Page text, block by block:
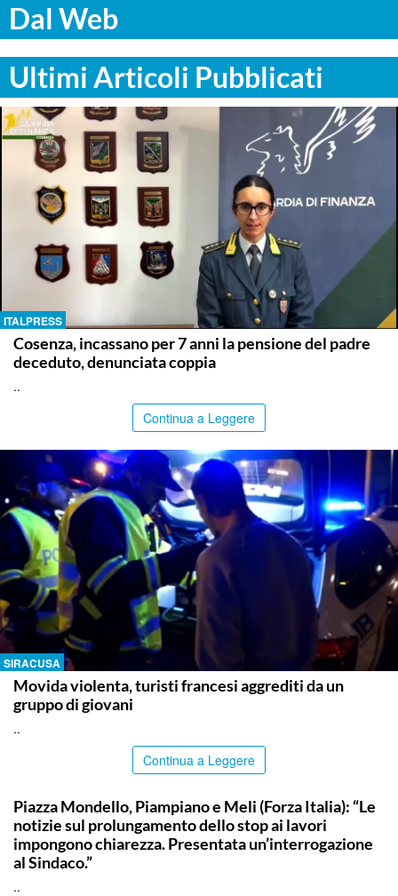
Dal Web
Ultimi Articoli Pubblicati
ITALPRESS
Cosenza, incassano per 7 anni la pensione del padre
deceduto, denunciata coppia
..
Continua a Leggere
SIRACUSA
Movida violenta, turisti francesi aggrediti da un
gruppo di giovani
..
Continua a Leggere
Piazza Mondello, Piampiano e Meli (Forza Italia): “Le
notizie sul prolungamento dello stop ai lavori
impongono chiarezza. Presentata un’interrogazione
al Sindaco.”
..